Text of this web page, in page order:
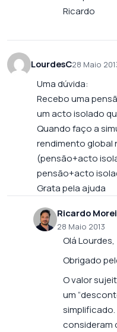
Ricardo
LourdesC28 Maio
Uma dúvida:
Recebo uma
um acto isolado
Quando faço a
rendimento global
(pensão+acto
pensão+acto
Grata pela ajuda
Ricardo
28 Maio 2013
Olá Lourdes,
Obrigado
O valor
um
simplificado.
consideram